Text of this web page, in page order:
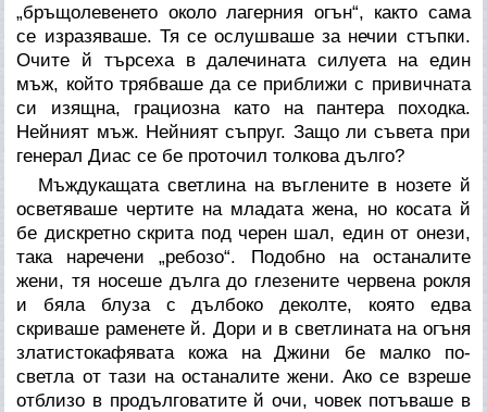
„бръщолевенето около лагерния огън“, както сама
се изразяваше. Тя се ослушваше за нечии стъпки.
Очите й търсеха в далечината силуета на един
мъж, който трябваше да се приближи с привичната
си изящна, грациозна като на пантера походка.
Нейният мъж. Нейният съпруг. Защо ли съвета при
генерал Диас се бе проточил толкова дълго?
Мъждукащата светлина на въглените в нозете й
осветяваше чертите на младата жена, но косата й
бе дискретно скрита под черен шал, един от онези,
така наречени „ребозо“. Подобно на останалите
жени, тя носеше дълга до глезените червена рокля
и бяла блуза с дълбоко деколте, която едва
скриваше раменете й. Дори и в светлината на огъня
златистокафявата кожа на Джини бе малко по-
светла от тази на останалите жени. Ако се взреше
отблизо в продълговатите й очи, човек потъваше в